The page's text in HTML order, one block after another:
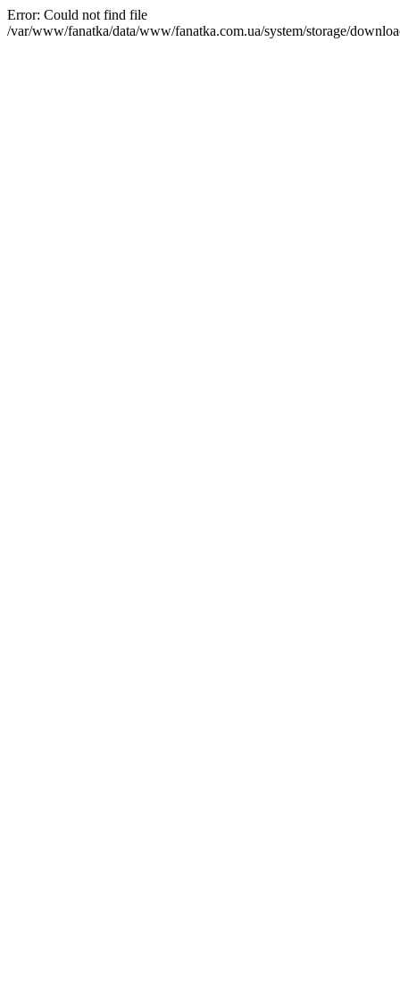
Error: Could not find file
/var/www/fanatka/data/www/fanatka.com.ua/system/storage/